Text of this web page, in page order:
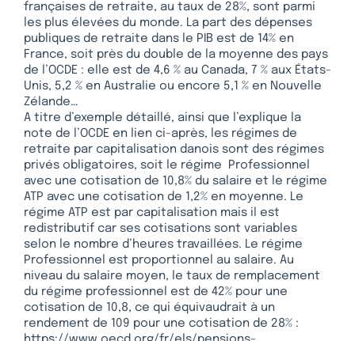
françaises de retraite, au taux de 28%, sont parmi
les plus élevées du monde. La part des dépenses
publiques de retraite dans le PIB est de 14% en
France, soit près du double de la moyenne des pays
de l’OCDE : elle est de 4,6 % au Canada, 7 % aux États-
Unis, 5,2 % en Australie ou encore 5,1 % en Nouvelle
Zélande…
A titre d’exemple détaillé, ainsi que l’explique la
note de l’OCDE en lien ci-après, les régimes de
retraite par capitalisation danois sont des régimes
privés obligatoires, soit le régime Professionnel
avec une cotisation de 10,8% du salaire et le régime
ATP avec une cotisation de 1,2% en moyenne. Le
régime ATP est par capitalisation mais il est
redistributif car ses cotisations sont variables
selon le nombre d’heures travaillées. Le régime
Professionnel est proportionnel au salaire. Au
niveau du salaire moyen, le taux de remplacement
du régime professionnel est de 42% pour une
cotisation de 10,8, ce qui équivaudrait à un
rendement de 109 pour une cotisation de 28% :